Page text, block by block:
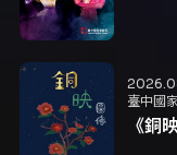
臺中國
《銅